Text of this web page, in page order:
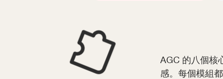
AGC 的八個核
感。 每個模組